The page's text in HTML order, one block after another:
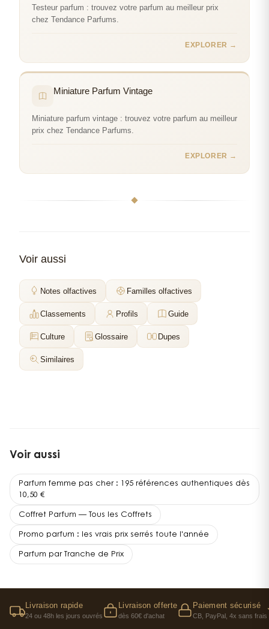
Testeur parfum : trouvez votre parfum au meilleur prix
chez Tendance Parfums.
EXPLORER →
Miniature Parfum Vintage
Miniature parfum vintage : trouvez votre parfum au meilleur
prix chez Tendance Parfums.
EXPLORER →
Voir aussi
Notes olfactives Familles olfactives
Classements Profils Guide
Culture Glossaire Dupes
Similaires
Voir aussi
Parfum femme pas cher : 195 références authentiques dès
10,50 €
Coffret Parfum — Tous les Coffrets
Promo parfum : les vrais prix serrés toute l'année
Parfum par Tranche de Prix
Livraison rapide
24 ou 48h les jours ouvrés
Livraison offerte
dès 60€ d'achat
Paiement sécurisé
CB, PayPal, 4x sans frais